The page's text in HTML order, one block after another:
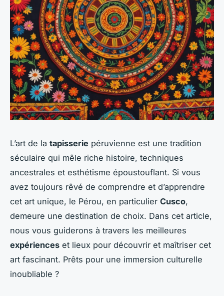
L’art de la tapisserie péruvienne est une tradition
séculaire qui mêle riche histoire, techniques
ancestrales et esthétisme époustouflant. Si vous
avez toujours rêvé de comprendre et d’apprendre
cet art unique, le Pérou, en particulier Cusco,
demeure une destination de choix. Dans cet article,
nous vous guiderons à travers les meilleures
expériences et lieux pour découvrir et maîtriser cet
art fascinant. Prêts pour une immersion culturelle
inoubliable ?